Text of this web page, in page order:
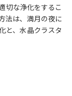
切な浄化をするこ
法は、満月の夜に
と、水晶クラスタ